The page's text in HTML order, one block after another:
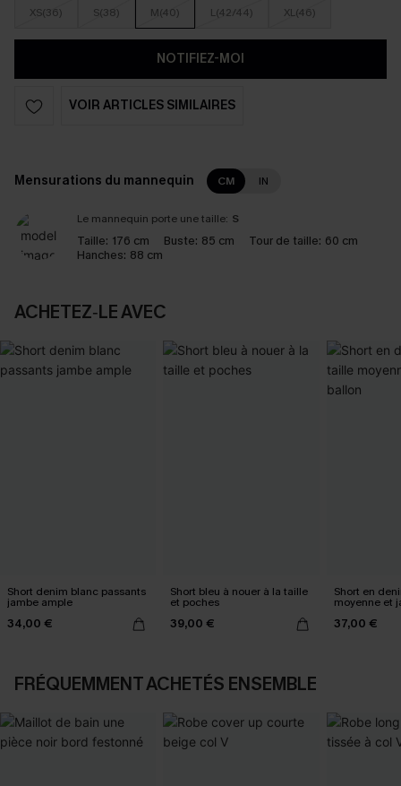
XS(36) S(38) M(40) L(42/44) XL(46)
NOTIFIEZ-MOI
VOIR ARTICLES SIMILAIRES
Mensurations du mannequin CM IN
Le mannequin porte une taille: S
Taille: 176 cm Buste: 85 cm Tour de taille: 60 cm
Hanches: 88 cm
ACHETEZ‑LE AVEC
Short denim blanc passants
jambe ample
34,00 €
Short bleu à nouer à la taille
et poches
39,00 €
Short en
moyenne et
37,00 €
FRÉQUEMMENT ACHETÉS ENSEMBLE